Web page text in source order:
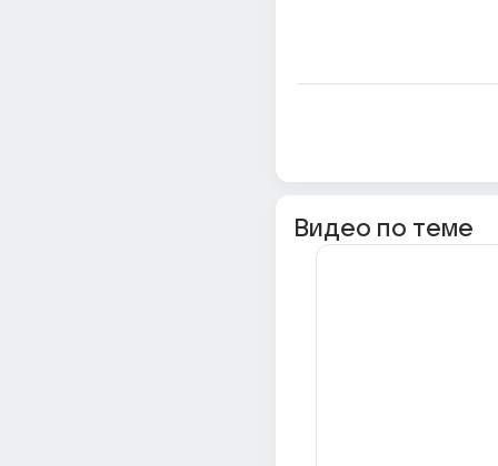
Видео по теме